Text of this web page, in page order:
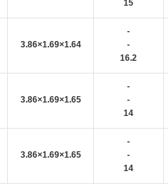
15
3.86×1.69×1.64
-
-
16.2
3.86×1.69×1.65
-
-
14
3.86×1.69×1.65
-
-
14